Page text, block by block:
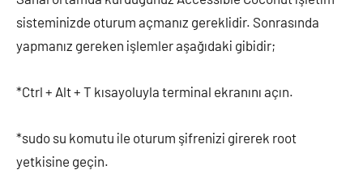
sisteminizde oturum açmanız gereklidir. Sonrasında
yapmanız gereken işlemler aşağıdaki gibidir;
*Ctrl + Alt + T kısayoluyla terminal ekranını açın.
*sudo su komutu ile oturum şifrenizi girerek root
yetkisine geçin.